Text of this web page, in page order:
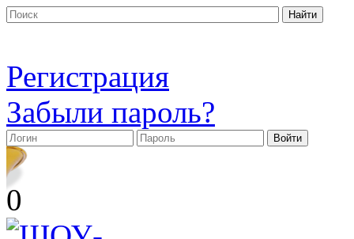
Регистрация
Забыли пароль?
0